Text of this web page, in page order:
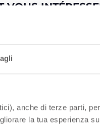
anche di terze parti,
la tua esperienza
VOUS